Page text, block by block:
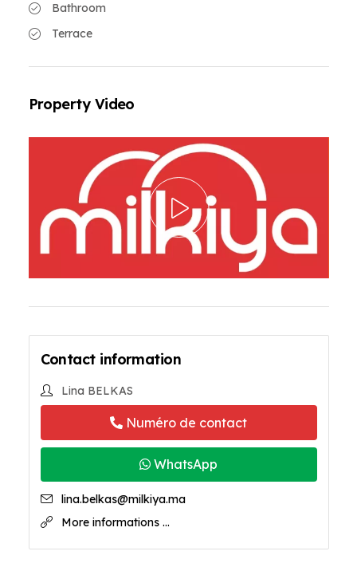
Bathroom
Terrace
Property Video
Contact information
Lina BELKAS
Numéro de contact
WhatsApp
lina.belkas@milkiya.ma
More informations ...